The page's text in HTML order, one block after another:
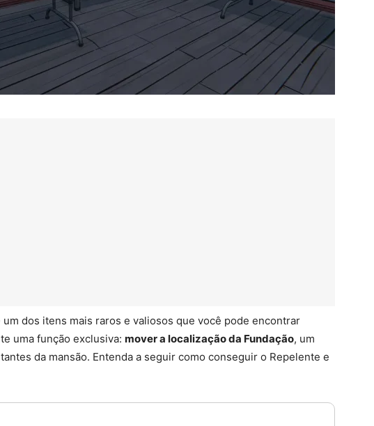
um dos itens mais raros e valiosos que você pode encontrar
uma função exclusiva: mover a localização da Fundação, um
da mansão. Entenda a seguir como conseguir o Repelente e